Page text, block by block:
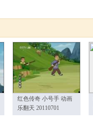
红色传奇 小号手 动画
乐翻天 20110701